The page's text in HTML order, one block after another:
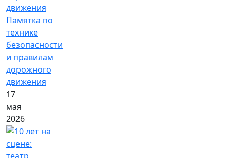
Памятка по
технике
безопасности
и правилам
дорожного
движения
17
мая
2026